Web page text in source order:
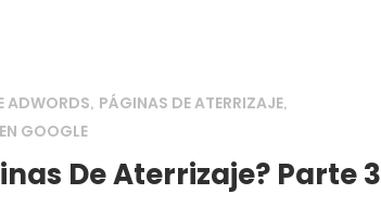
ADWORDS, PÁGINAS DE ATERRIZAJE,
GOOGLE
De Aterrizaje? Parte 3